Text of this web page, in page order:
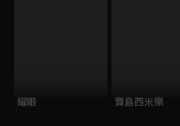
耀眼 寶島西米樂